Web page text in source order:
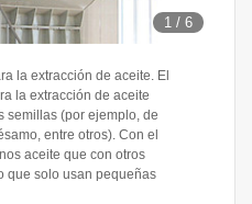
1 /6
la extracción de aceite. El
la extracción de aceite
semillas (por ejemplo, de
entre otros). Con el
aceite que con otros
que solo usan pequeñas